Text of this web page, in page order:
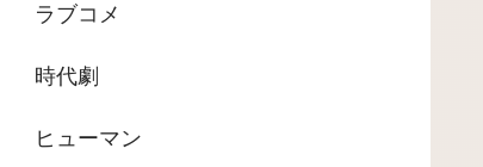
ラブコメ
時代劇
ヒューマン